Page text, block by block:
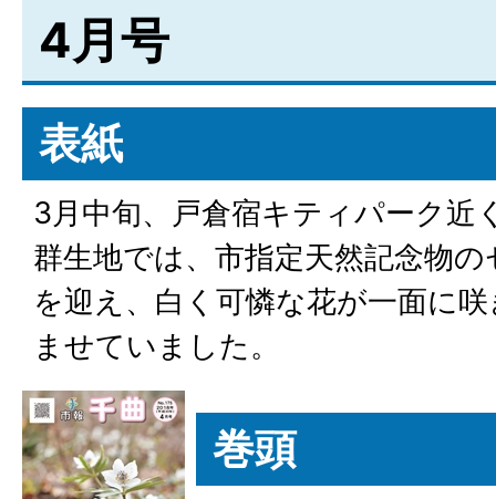
4月号
表紙
3月中旬、戸倉宿キティパーク近
群生地では、市指定天然記念物
を迎え、白く可憐な花が一面に
ませていました。
巻頭